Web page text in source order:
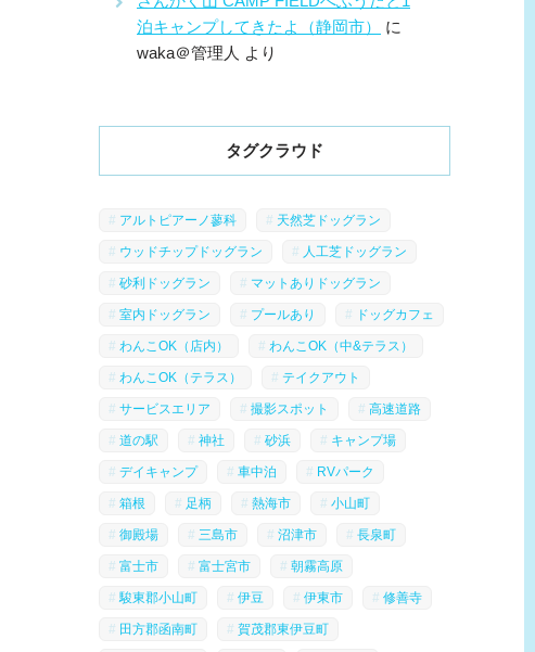
泊キャンプしてきたよ（静岡市）
に
waka＠管理人 より
タグクラウド
アルトピアーノ蓼科 天然芝ドッグラン
ウッドチップドッグラン 人工芝ドッグラン
砂利ドッグラン マットありドッグラン
室内ドッグラン プールあり ドッグカフェ
わんこOK（店内） わんこOK（中&テラス）
わんこOK（テラス） テイクアウト
サービスエリア 撮影スポット 高速道路
道の駅 神社 砂浜 キャンプ場
デイキャンプ 車中泊 RVパーク
箱根 足柄 熱海市 小山町
御殿場 三島市 沼津市 長泉町
富士市 富士宮市 朝霧高原
駿東郡小山町 伊豆 伊東市 修善寺
田方郡函南町 賀茂郡東伊豆町